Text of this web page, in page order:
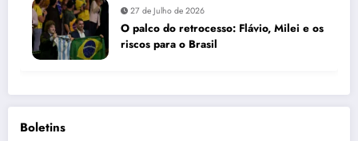
27 de Julho de 2026
O palco do retrocesso: Flávio, Milei e os
riscos para o Brasil
Boletins